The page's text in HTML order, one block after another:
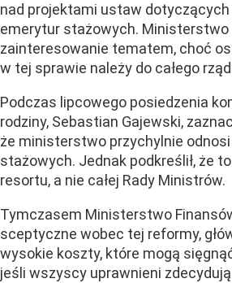
nad projektami ustaw
emerytur stażowych. Ministerstwo
zainteresowanie tematem, choć
w tej sprawie należy do całego
Podczas lipcowego posiedzenia
rodziny, Sebastian Gajewski,
że ministerstwo przychylnie
stażowych. Jednak podkreślił, że
resortu, a nie całej Rady Ministrów.
Tymczasem Ministerstwo
sceptyczne wobec tej reformy,
wysokie koszty, które mogą
jeśli wszyscy uprawnieni